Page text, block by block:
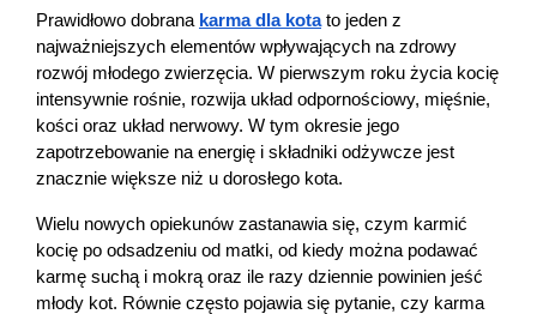
Zdrowy styl życia
Zabawki
Sprzęt medyczny
Motoryzacja
Grupy produktowe
Prawidłowo dobrana karma dla kota to jeden z
najważniejszych elementów wpływających na zdrowy
rozwój młodego zwierzęcia. W pierwszym roku życia kocię
intensywnie rośnie, rozwija układ odpornościowy, mięśnie,
kości oraz układ nerwowy. W tym okresie jego
zapotrzebowanie na energię i składniki odżywcze jest
znacznie większe niż u dorosłego kota.
Wielu nowych opiekunów zastanawia się, czym karmić
kocię po odsadzeniu od matki, od kiedy można podawać
karmę suchą i mokrą oraz ile razy dziennie powinien jeść
młody kot. Równie często pojawia się pytanie, czy karma